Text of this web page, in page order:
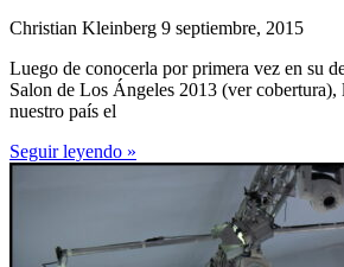
Christian Kleinberg 9 septiembre, 2015
Luego de conocerla por primera vez en su
Salon de Los Ángeles 2013 (ver cobertura),
nuestro país el
Seguir leyendo »